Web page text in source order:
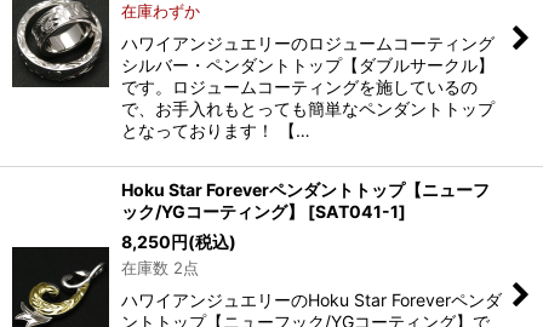
在庫わずか
ハワイアンジュエリーのロジュームコーティング
シルバー・ペンダントトップ【ダブルサークル】
です。ロジュームコーティングを施しているの
で、お手入れもとっても簡単なペンダントトップ
となっております！ 【…
Hoku Star Foreverペンダントトップ【ニューフ
ック/YGコーティング】
[SAT041-1]
8,250円(税込)
在庫数 2点
ハワイアンジュエリーのHoku Star Foreverペンダ
ントトップ【ニューフック/YGコーティング】で